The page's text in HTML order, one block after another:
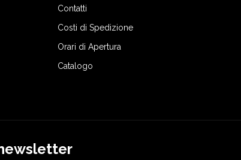
Contatti
Costi di Spedizione
Orari di Apertura
Catalogo